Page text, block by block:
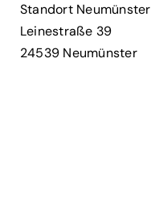
Standort Neumünster
Leinestraße 39
24539 Neumünster